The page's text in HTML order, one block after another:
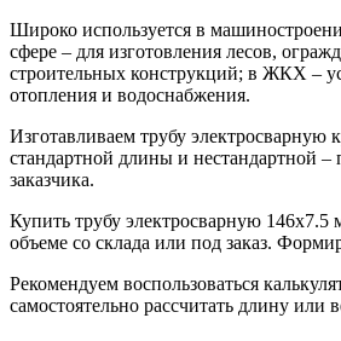
Широко используется в
сфере – для изготовления лесов,
строительных конструкций; в ЖКХ –
отопления и водоснабжения.
Изготавливаем трубу электросварную
стандартной длины и нестандартной –
заказчика.
Купить трубу электросварную
объеме со склада или под заказ.
Рекомендуем воспользоваться
самостоятельно рассчитать длину или